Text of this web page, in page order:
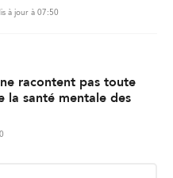
à jour à 07:50
racontent pas toute
la santé mentale des